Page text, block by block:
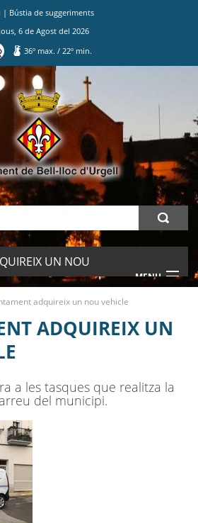
| Bústia de suggeriments
, 6de Agostdel 2026
36º max./ 22º min.
UN NOU
MENU
adquireix un nou vehicle
ADQUIREIX UN
a les tasques que realitza la
del municipi.